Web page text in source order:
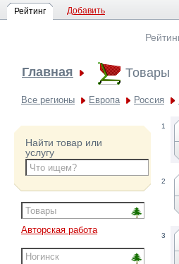
Рейтинг Добавить
Главная Товары
Все регионы Европа Россия
Найти товар или
услугу
Авторская работа
1
2
3